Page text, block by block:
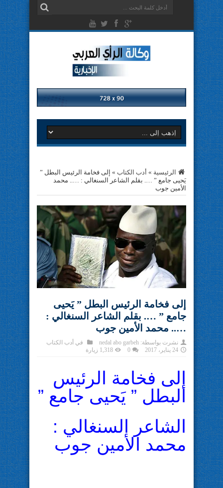
الرئيسية » أدب الكتاب » إلى فخامة الرئيس البطل ”
يَحيى جامع ” …. بقلم الشاعر السنغالي : ….. محمد
الأمين جوب
إلى فخامة الرئيس البطل ” يَحيى
جامع ” …. بقلم الشاعر السنغالي :
….. محمد الأمين جوب
نشرت بواسطة: nedal abo garbeh في أدب الكتاب
24 يناير، 2017
0 1,318 زيارة
إلى فخامة الرئيس
البطل ” يَحيى جامع ”
الشاعر السنغالي :
محمد الأمين جوب